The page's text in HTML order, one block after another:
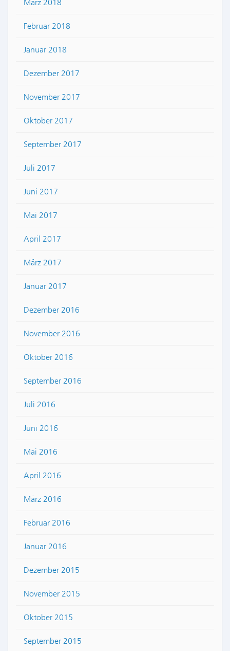
März 2018
Februar 2018
Januar 2018
Dezember 2017
November 2017
Oktober 2017
September 2017
Juli 2017
Juni 2017
Mai 2017
April 2017
März 2017
Januar 2017
Dezember 2016
November 2016
Oktober 2016
September 2016
Juli 2016
Juni 2016
Mai 2016
April 2016
März 2016
Februar 2016
Januar 2016
Dezember 2015
November 2015
Oktober 2015
September 2015